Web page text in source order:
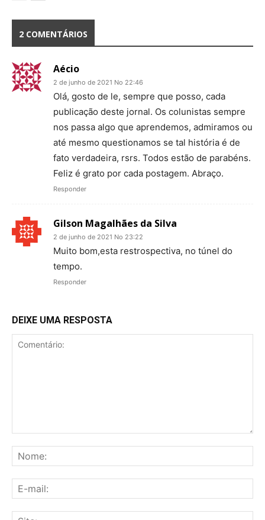
2 COMENTÁRIOS
Aécio
2 de junho de 2021 No 22:46
Olá, gosto de le, sempre que posso, cada
publicação deste jornal. Os colunistas sempre
nos passa algo que aprendemos, admiramos ou
até mesmo questionamos se tal história é de
fato verdadeira, rsrs. Todos estão de parabéns.
Feliz é grato por cada postagem. Abraço.
Responder
Gilson Magalhães da Silva
2 de junho de 2021 No 23:22
Muito bom,esta restrospectiva, no túnel do
tempo.
Responder
DEIXE UMA RESPOSTA